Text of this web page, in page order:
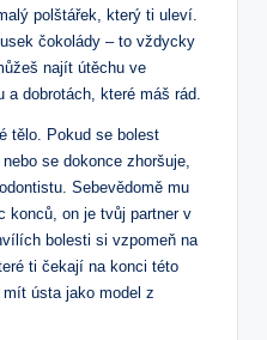
polštářek, který ti uleví.
čokolády – to vždycky
najít útěchu ve
a dobrotách, které máš rád.
tělo. Pokud se bolest
se dokonce zhoršuje,
Sebevědomě mu
konců, on je tvůj partner v
bolesti si vzpomeň na
ti čekají na konci této
ústa jako model z